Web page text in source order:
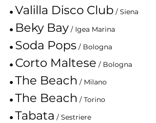
● Valilla Disco Club / Siena
● Beky Bay / Igea Marina
● Soda Pops / Bologna
● Corto Maltese / Bologna
● The Beach / Milano
● The Beach / Torino
● Tabata / Sestriere